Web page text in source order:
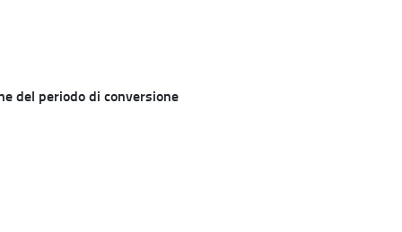
del periodo di conversione